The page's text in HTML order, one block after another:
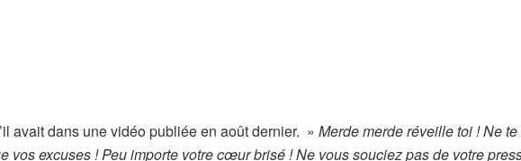
avait dans une vidéo publiée en août dernier. » Merde merde réveille toi ! Ne
vos excuses ! Peu importe votre cœur brisé ! Ne vous souciez pas de votre